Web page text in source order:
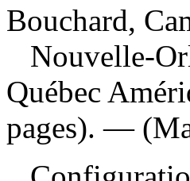
Bouchard,
Nouvelle-
Québec
pages). —